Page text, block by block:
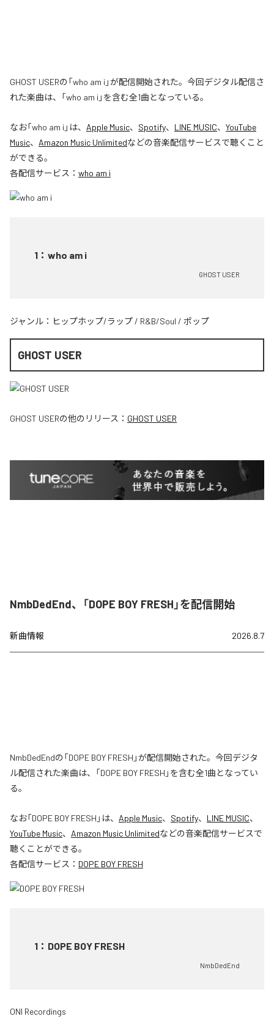
GHOST USERの「who am i」が配信開始された。今回デジタル配信さ
れた楽曲は、「who am i」を含む全1曲となっている。
なお「who am i 」は、 Apple Music、 Spotify、 LINE MUSIC、 YouTube
Music、 Amazon Music Unlimitedなどの音楽配信サービスで聴くこと
ができる。
各配信サービス： who am i
1 ： who am i
GHOST USER
ジャンル： ヒップホップ/ラップ / R&B/Soul / ポップ
GHOST USER
GHOST USERの他のリリース： GHOST USER
NmbDedEnd、「DOPE BOY FRESH」を配信開始
新曲情報 2026.8.7
NmbDedEndの「DOPE BOY FRESH」が配信開始された。今回デジタ
ル配信された楽曲は、「DOPE BOY FRESH」を含む全1曲となってい
る。
なお「DOPE BOY FRESH 」は、 Apple Music、 Spotify、 LINE MUSIC、
YouTube Music、 Amazon Music Unlimitedなどの音楽配信サービスで
聴くことができる。
各配信サービス： DOPE BOY FRESH
1 ： DOPE BOY FRESH
NmbDedEnd
ONI Recordings